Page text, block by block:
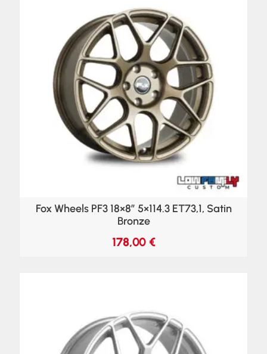
Fox Wheels PF3 18×8″ 5×114.3 ET73,1, Satin
Bronze
178,00 €